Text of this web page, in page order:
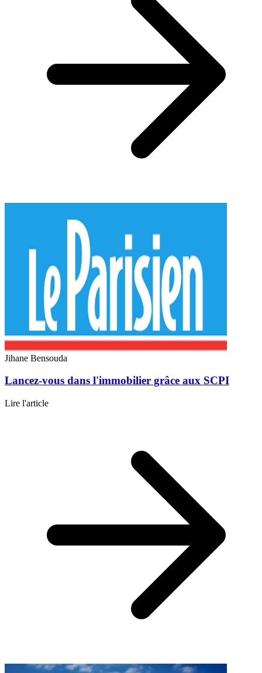
Jihane Bensouda
Lancez-vous dans l'immobilier grâce aux SCPI
Lire l'article